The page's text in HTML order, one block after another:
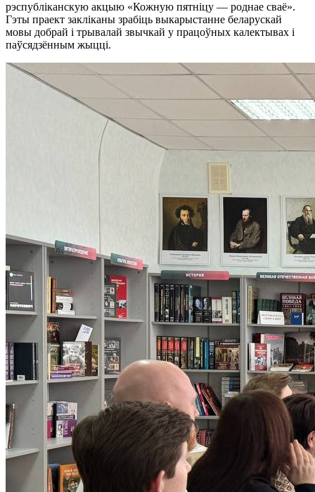
рэспубліканскую акцыю «Кожную пятніцу — роднае сваё».
Гэты праект закліканы зрабіць выкарыстанне беларускай
мовы добрай і трывалай звычкай у працоўных калектывах і
паўсядзённым жыцці.